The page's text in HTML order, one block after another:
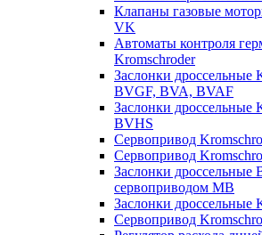
Клапаны газовые
VK
Автоматы контроля
Kromschroder
Заслонки дроссельные
BVGF, BVA, BVAF
Заслонки дроссельные
BVHS
Сервопривод
Сервопривод
Заслонки дроссельные
сервоприводом МВ
Заслонки дроссельные
Cервопривод